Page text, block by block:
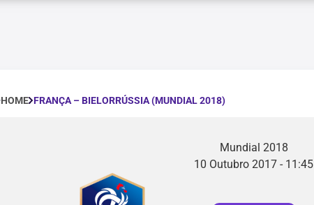
HOME FRANÇA – BIELORRÚSSIA (MUNDIAL 2018)
Mundial 2018
10 Outubro 2017 - 11:45